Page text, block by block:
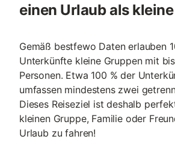
einen Urlaub als
Gemäß bestfewo Daten erlauben
Unterkünfte kleine Gruppen mit
Personen. Etwa 100 % der
umfassen mindestens zwei
Dieses Reiseziel ist deshalb
kleinen Gruppe, Familie oder
Urlaub zu fahren!